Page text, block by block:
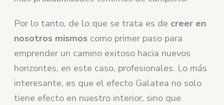
Por lo tanto, de lo que se trata es de creer en
nosotros mismos como primer paso para
emprender un camino exitoso hacia nuevos
horizontes, en este caso, profesionales. Lo más
interesante, es que el efecto Galatea no solo
tiene efecto en nuestro interior, sino que